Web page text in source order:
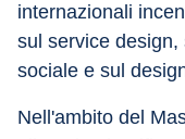
internazionali
sul service
sociale e sul
Nell'ambito del